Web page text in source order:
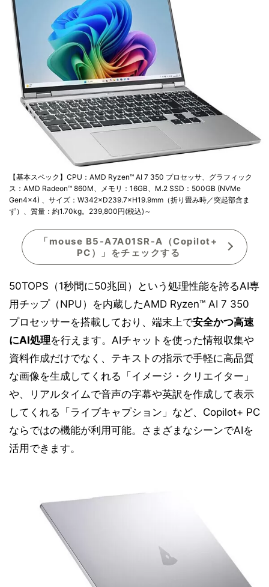
【基本スペック】CPU：AMD Ryzen™ AI 7 350 プロセッサ、グラフィック
ス：AMD Radeon™ 860M、メモリ：16GB、M.2 SSD：500GB (NVMe
Gen4×4) 、サイズ：W342×D239.7×H19.9mm（折り畳み時／突起部含ま
ず）、質量：約1.70kg。239,800円(税込)～
「mouse B5-A7A01SR-A（Copilot+
PC）」をチェックする
50TOPS（1秒間に50兆回）という処理性能を誇るAI専
用チップ（NPU）を内蔵したAMD Ryzen™ AI 7 350
プロセッサーを搭載しており、端末上で安全かつ高速
にAI処理を行えます。AIチャットを使った情報収集や
資料作成だけでなく、テキストの指示で手軽に高品質
な画像を生成してくれる「イメージ・クリエイター」
や、リアルタイムで音声の字幕や英訳を作成して表示
してくれる「ライブキャプション」など、Copilot+ PC
ならではの機能が利用可能。さまざまなシーンでAIを
活用できます。